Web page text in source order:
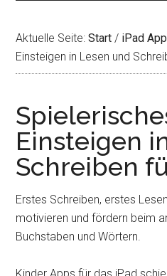
Aktuelle Seite:Start / iPad
Einsteigen in Lesen und
Einsteigen
Schreiben
Erstes Schreiben, erstes
motivieren und fördern beim
Buchstaben und Wörtern.